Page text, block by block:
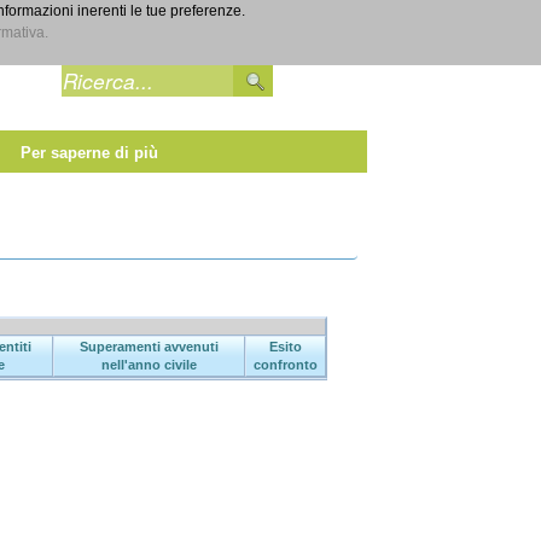
Per saperne di più
inerenti le tue preferenze.